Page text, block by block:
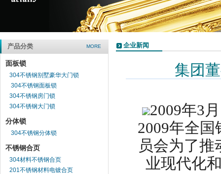
产品分类 MORE
面板锁
304不锈钢别墅豪华大门锁
304不锈钢面板锁
304不锈钢房门锁
304不锈钢大门锁
分体锁
304不锈钢分体锁
不锈钢合页
304材料不锈钢合页
201不锈钢材料电镀合页
企业新闻
集团
2009年3月
2009年全国
员会为了
业现代化